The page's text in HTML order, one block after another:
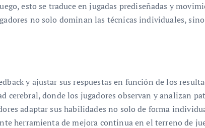
esto se traduce en jugadas prediseñadas y
no solo dominan las técnicas individuales,
y ajustar sus respuestas en función de los
cerebral, donde los jugadores observan y analizan
adaptar sus habilidades no solo de forma
herramienta de mejora continua en el terreno de